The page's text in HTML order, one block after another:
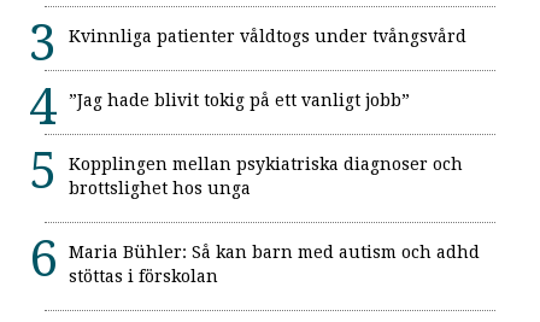
Kvinnliga patienter våldtogs under tvångsvård
”Jag hade blivit tokig på ett vanligt jobb”
Kopplingen mellan psykiatriska diagnoser och
brottslighet hos unga
Maria Bühler: Så kan barn med autism och adhd
stöttas i förskolan